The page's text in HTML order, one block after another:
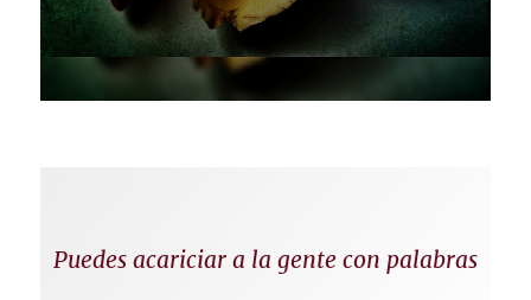
Puedes acariciar a la gente con palabras